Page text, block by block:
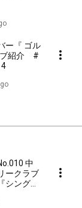
ー『 ゴル
ブ紹介 #
中
ークラブ
ングル